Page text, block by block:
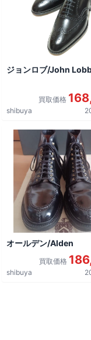
ジョンロブ/John
買取価格
shibuya
オールデン/Alden
買取価格
shibuya